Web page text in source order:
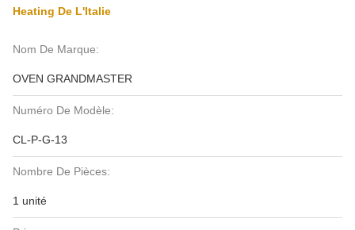
Heating De L'Italie
Nom De Marque:
OVEN GRANDMASTER
Numéro De Modèle:
CL-P-G-13
Nombre De Pièces:
1 unité